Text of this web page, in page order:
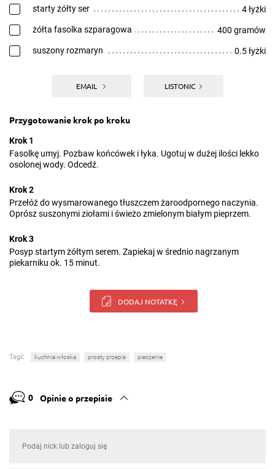
starty żółty ser 4 łyżki
żółta fasolka szparagowa 400 gramów
suszony rozmaryn 0.5 łyżki
EMAIL LISTONIC
Przygotowanie krok po kroku
Krok 1
Fasolkę umyj. Pozbaw końcówek i łyka. Ugotuj w dużej ilości lekko
osolonej wody. Odcedź.
Krok 2
Przełóż do wysmarowanego tłuszczem żaroodpornego naczynia.
Oprósz suszonymi ziołami i świeżo zmielonym białym pieprzem.
Krok 3
Posyp startym żółtym serem. Zapiekaj w średnio nagrzanym
piekarniku ok. 15 minut.
DODAJ NOTATKĘ
Tagi: kuchnia włoska prosty przepis pieczenie
0 Opinie o przepisie